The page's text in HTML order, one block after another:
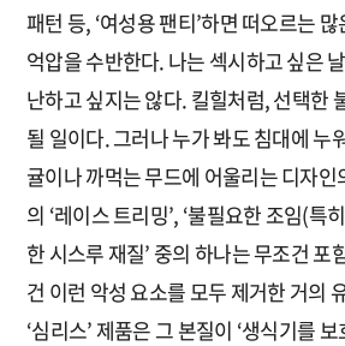
패턴 등, ‘여성용 팬티’하면 떠오르는
억압을 수반한다. 나는 섹시하고 싶은
난하고 싶지는 않다. 킬힐처럼, 선택한
될 일이다. 그러나 누가 봐도 침대에 누
귤이나 까먹는 무드에 어울리는 디자
의 ‘레이스 트리밍’, ‘불필요한 조임(특
한 시스루 재질’ 중의 하나는 무조건 포
건 이런 악성 요소를 모두 제거한 거의
‘심리스’ 제품은 그 본질이 ‘생식기를